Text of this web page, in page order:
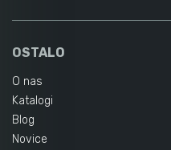
OSTALO
O nas
Katalogi
Blog
Novice